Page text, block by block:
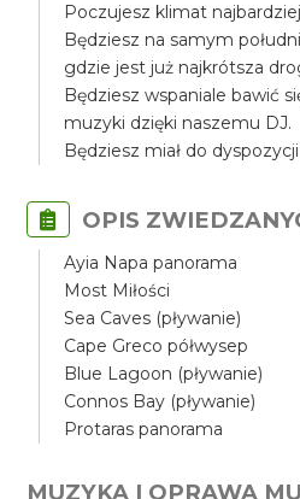
Poczujesz klimat
Będziesz na samym
gdzie jest już najkrótsza
Będziesz wspaniale bawić
muzyki dzięki naszemu DJ.
Będziesz miał do
OPIS
Ayia Napa panorama
Most Miłości
Sea Caves (pływanie)
Cape Greco półwysep
Blue Lagoon (pływanie)
Connos Bay (pływanie)
Protaras panorama
MUZYKA I OPRAWA